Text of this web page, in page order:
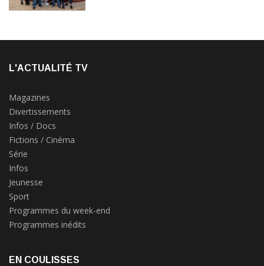
L'ACTUALITÉ TV
Magazines
Divertissements
Infos / Docs
Fictions / Cinéma
Série
Infos
Jeunesse
Sport
Programmes du week-end
Programmes inédits
EN COULISSES